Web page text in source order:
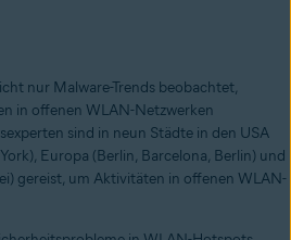
nur Malware-Trends beobachtet,
in offenen WLAN-Netzwerken
sind in neun Städte in den USA
Europa (Berlin, Barcelona, Berlin) und
gereist, um Aktivitäten in offenen WLAN-